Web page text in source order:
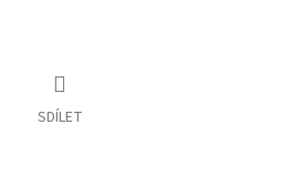
SDÍLET